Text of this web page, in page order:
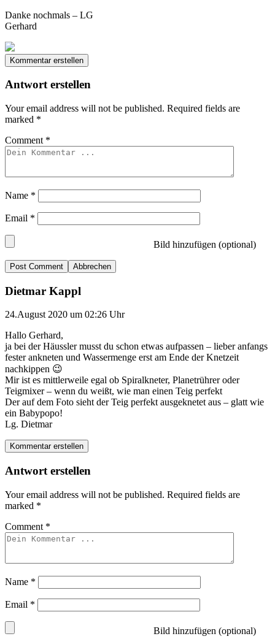
Danke nochmals – LG
Gerhard
Kommentar erstellen
Antwort erstellen
Your email address will not be published. Required fields are
marked *
Comment *
Name *
Email *
Bild hinzufügen (optional)
Abbrechen
Dietmar Kappl
24.August 2020 um 02:26 Uhr
Hallo Gerhard,
ja bei der Häussler musst du schon etwas aufpassen – lieber anfangs
fester ankneten und Wassermenge erst am Ende der Knetzeit
nachkippen 😉
Mir ist es mittlerweile egal ob Spiralkneter, Planetrührer oder
Teigmixer – wenn du weißt, wie man einen Teig perfekt
Der auf dem Foto sieht der Teig perfekt ausgeknetet aus – glatt wie
ein Babypopo!
Lg. Dietmar
Kommentar erstellen
Antwort erstellen
Your email address will not be published. Required fields are
marked *
Comment *
Name *
Email *
Bild hinzufügen (optional)